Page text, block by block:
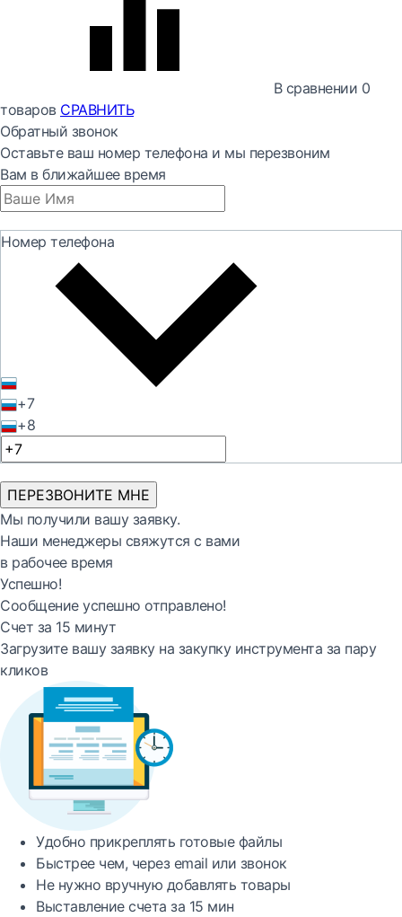
В сравнении 0
товаров СРАВНИТЬ
Обратный звонок
Оставьте ваш номер телефона и мы перезвоним
Вам в ближайшее время
Номер телефона
+7
+8
ПЕРЕЗВОНИТЕ МНЕ
Мы получили вашу заявку.
Наши менеджеры свяжутся с вами
в рабочее время
Успешно!
Сообщение успешно отправлено!
Счет за 15 минут
Загрузите вашу заявку на закупку инструмента за пару
кликов
Удобно прикреплять готовые файлы
Быстреечем, через email или звонок
Не нужно вручную добавлять товары
Выставление счета за 15 мин